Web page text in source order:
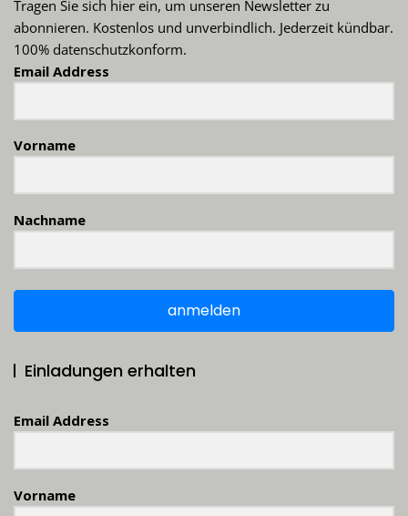
Tragen Sie sich hier ein, um unseren Newsletter zu
abonnieren. Kostenlos und unverbindlich. Jederzeit kündbar.
100% datenschutzkonform.
Email Address
Vorname
Nachname
anmelden
Einladungen erhalten
Email Address
Vorname